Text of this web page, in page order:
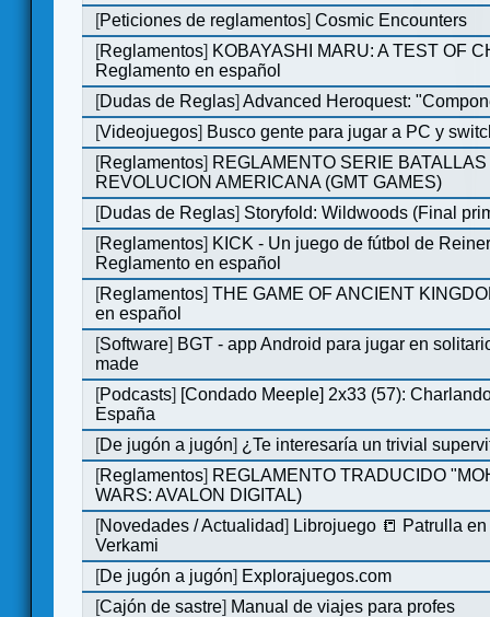
[Peticiones de reglamentos]Cosmic Encounters
[Reglamentos] KOBAYASHI MARU: A TEST OF
Reglamento en español
[Dudas de Reglas]Advanced Heroquest:
[Videojuegos] Busco gente para jugar a PC y
[Reglamentos] REGLAMENTO SERIE
REVOLUCION AMERICANA (GMT GAMES)
[Dudas de Reglas] Storyfold: Wildwoods (Final
[Reglamentos] KICK - Un juego de fútbol de
Reglamento en español
[Reglamentos]THE GAME OF ANCIENT
en español
[Software] BGT - app Android para jugar en
made
[Podcasts] [Condado Meeple] 2x33 (57):
España
[De jugón a jugón] ¿Te interesaría un trivial
[Reglamentos] REGLAMENTO TRADUCIDO
WARS: AVALON DIGITAL)
[Novedades / Actualidad] Librojuego 📒 Patrulla
Verkami
[De jugón a jugón] Explorajuegos.com
[Cajón de sastre] Manual de viajes para profes